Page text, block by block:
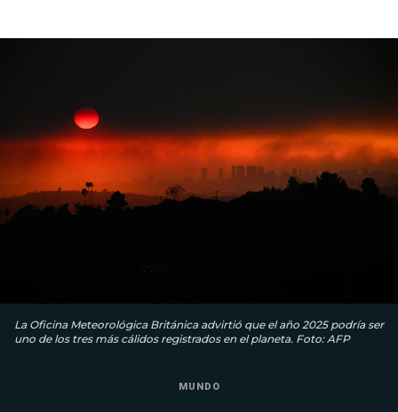
La Oficina Meteorológica Británica advirtió que el año 2025 podría ser
uno de los tres más cálidos registrados en el planeta. Foto: AFP
MUNDO